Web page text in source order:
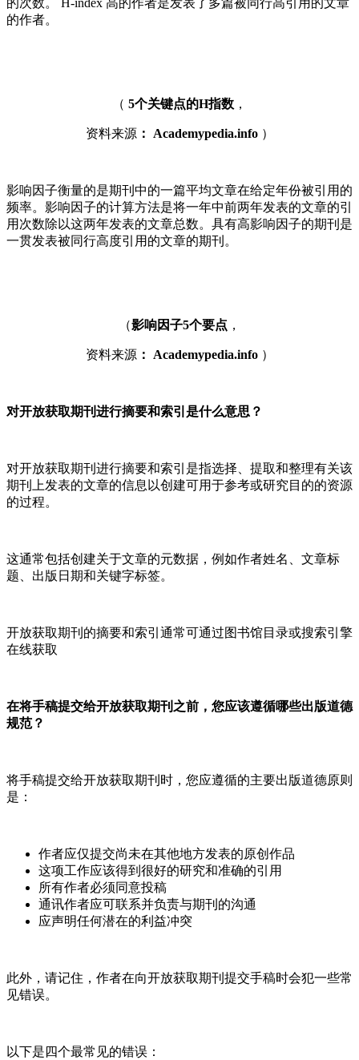
的次数。 H-index 高的作者是发表了多篇被同行高引用的文章
的作者。
（ 5个关键点的H指数 ，
资料来源： Academypedia.info ）
影响因子衡量的是期刊中的一篇平均文章在给定年份被引用的
频率。影响因子的计算方法是将一年中前两年发表的文章的引
用次数除以这两年发表的文章总数。具有高影响因子的期刊是
一贯发表被同行高度引用的文章的期刊。
（影响因子5个要点 ，
资料来源： Academypedia.info ）
对开放获取期刊进行摘要和索引是什么意思？
对开放获取期刊进行摘要和索引是指选择、提取和整理有关该
期刊上发表的文章的信息以创建可用于参考或研究目的的资源
的过程。
这通常包括创建关于文章的元数据，例如作者姓名、文章标
题、出版日期和关键字标签。
开放获取期刊的摘要和索引通常可通过图书馆目录或搜索引擎
在线获取
在将手稿提交给开放获取期刊之前，您应该遵循哪些出版道德
规范？
将手稿提交给开放获取期刊时，您应遵循的主要出版道德原则
是：
作者应仅提交尚未在其他地方发表的原创作品
这项工作应该得到很好的研究和准确的引用
所有作者必须同意投稿
通讯作者应可联系并负责与期刊的沟通
应声明任何潜在的利益冲突
此外，请记住，作者在向开放获取期刊提交手稿时会犯一些常
见错误。
以下是四个最常见的错误：